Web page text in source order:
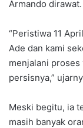
Armando dirawat.
“Peristiwa 11
Ade dan kami
menjalani proses
persisnya,”
Meski begitu, ia
masih banyak